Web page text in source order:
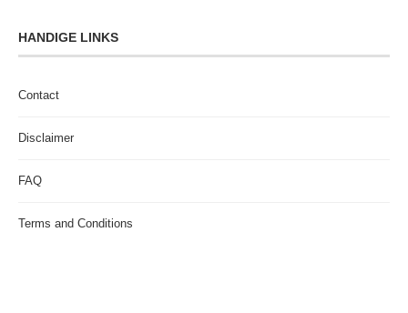
HANDIGE LINKS
Contact
Disclaimer
FAQ
Terms and Conditions